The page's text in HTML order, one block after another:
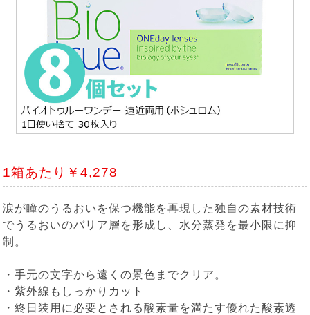
1箱あたり￥4,278
涙が瞳のうるおいを保つ機能を再現した独自の素材技術
でうるおいのバリア層を形成し、水分蒸発を最小限に抑
制。
・手元の文字から遠くの景色までクリア。
・紫外線もしっかりカット
・終日装用に必要とされる酸素量を満たす優れた酸素透